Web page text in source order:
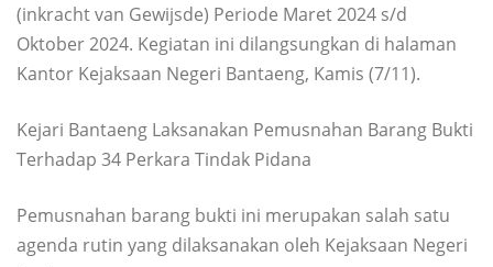
(inkracht van Gewijsde) Periode Maret 2024 s/d
Oktober 2024. Kegiatan ini dilangsungkan di halaman
Kantor Kejaksaan Negeri Bantaeng, Kamis (7/11).
Kejari Bantaeng Laksanakan Pemusnahan Barang Bukti
Terhadap 34 Perkara Tindak Pidana
Pemusnahan barang bukti ini merupakan salah satu
agenda rutin yang dilaksanakan oleh Kejaksaan Negeri